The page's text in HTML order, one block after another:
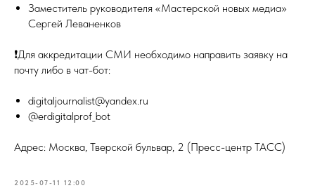
Заместитель руководителя «Мастерской новых медиа»
Сергей Леваненков
❗️Для аккредитации СМИ необходимо направить заявку на
почту либо в чат-бот:
digitaljournalist@yandex.ru
@erdigitalprof_bot
Адрес: Москва, Тверской бульвар, 2 (Пресс-центр ТАСС)
2025-07-11 12:00